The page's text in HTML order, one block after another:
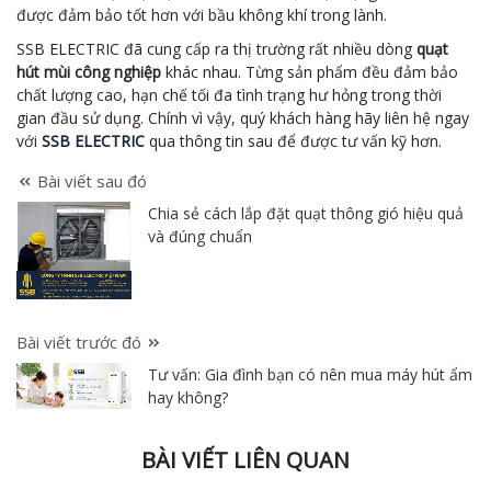
được đảm bảo tốt hơn với bầu không khí trong lành.
SSB ELECTRIC đã cung cấp ra thị trường rất nhiều dòng quạt
hút mùi công nghiệp khác nhau. Từng sản phẩm đều đảm bảo
chất lượng cao, hạn chế tối đa tình trạng hư hỏng trong thời
gian đầu sử dụng. Chính vì vậy, quý khách hàng hãy liên hệ ngay
với SSB ELECTRIC qua thông tin sau để được tư vấn kỹ hơn.
Bài viết sau đó
Chia sẻ cách lắp đặt quạt thông gió hiệu quả
và đúng chuẩn
Bài viết trước đó
Tư vấn: Gia đình bạn có nên mua máy hút ẩm
hay không?
BÀI VIẾT LIÊN QUAN